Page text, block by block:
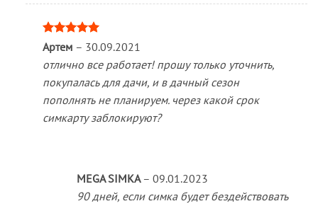
Оценка 5
из 5
Артем – 30.09.2021
отлично все работает! прошу только уточнить,
покупалась для дачи, и в дачный сезон
пополнять не планируем. через какой срок
симкарту заблокируют?
MEGA SIMKA – 09.01.2023
90 дней, если симка будет бездействовать